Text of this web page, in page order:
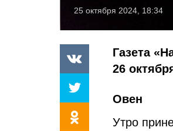
25 октября 2024, 18:34
Газета
26
Овен
Утро